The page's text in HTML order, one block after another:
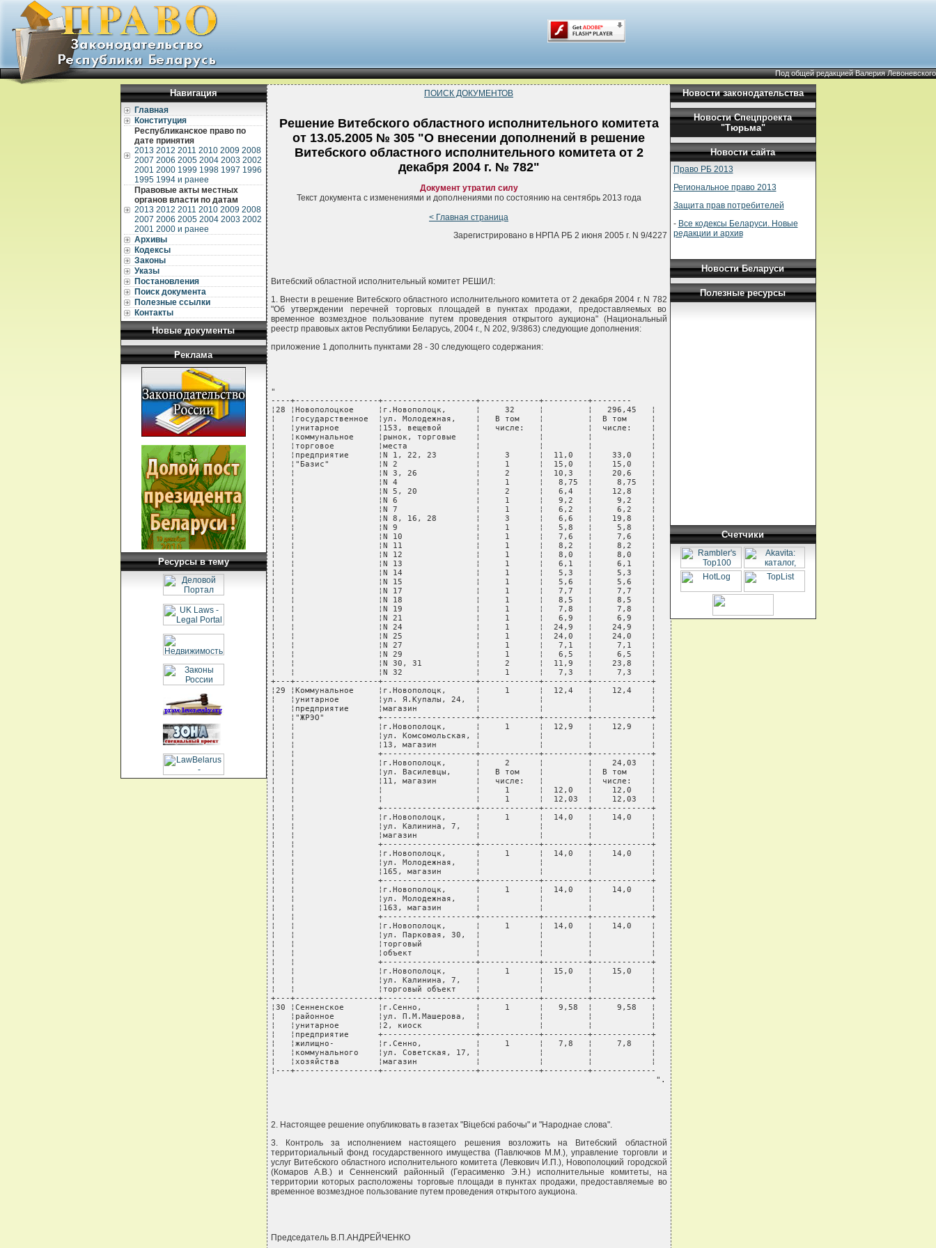
Под общей редакцией Валерия Левоневского
Навигация
Главная
Конституция
Республиканское право по
дате принятия
2013 2012 2011 2010 2009 2008
2007 2006 2005 2004 2003 2002
2001 2000 1999 1998 1997 1996
1995 1994 и ранее
Правовые акты местных
органов власти по датам
2013 2012 2011 2010 2009 2008
2007 2006 2005 2004 2003 2002
2001 2000 и ранее
Архивы
Кодексы
Законы
Указы
Постановления
Поиск документа
Полезные ссылки
Контакты
Новые документы
Реклама
Ресурсы в тему
ПОИСК ДОКУМЕНТОВ
Решение Витебского областного исполнительного комитета
от 13.05.2005 № 305 "О внесении дополнений в решение
Витебского областного исполнительного комитета от 2
декабря 2004 г. № 782"
Документ утратил силу
Текст документа с изменениями и дополнениями по состоянию на сентябрь 2013 года
< Главная страница
Зарегистрировано в НРПА РБ 2 июня 2005 г. N 9/4227
Витебский областной исполнительный комитет РЕШИЛ:
1. Внести в решение Витебского областного исполнительного комитета от 2 декабря 2004 г. N 782
"Об утверждении перечней торговых площадей в пунктах продажи, предоставляемых во
временное возмездное пользование путем проведения открытого аукциона" (Национальный
реестр правовых актов Республики Беларусь, 2004 г., N 202, 9/3863) следующие дополнения:
приложение 1 дополнить пунктами 28 - 30 следующего содержания:
"
----+-----------------+-------------------+------------+---------+--------
¦28 ¦Новополоцкое     ¦г.Новополоцк,      ¦     32     ¦         ¦   296,45   ¦
¦   ¦государственное  ¦ул. Молодежная,    ¦   В том    ¦         ¦  В том     ¦
¦   ¦унитарное        ¦153, вещевой       ¦   числе:   ¦         ¦  числе:    ¦
¦   ¦коммунальное     ¦рынок, торговые    ¦            ¦         ¦            ¦
¦   ¦торговое         ¦места              ¦            ¦         ¦            ¦
¦   ¦предприятие      ¦N 1, 22, 23        ¦     3      ¦  11,0   ¦    33,0    ¦
¦   ¦"Базис"          ¦N 2                ¦     1      ¦  15,0   ¦    15,0    ¦
¦   ¦                 ¦N 3, 26            ¦     2      ¦  10,3   ¦    20,6    ¦
¦   ¦                 ¦N 4                ¦     1      ¦   8,75  ¦     8,75   ¦
¦   ¦                 ¦N 5, 20            ¦     2      ¦   6,4   ¦    12,8    ¦
¦   ¦                 ¦N 6                ¦     1      ¦   9,2   ¦     9,2    ¦
¦   ¦                 ¦N 7                ¦     1      ¦   6,2   ¦     6,2    ¦
¦   ¦                 ¦N 8, 16, 28        ¦     3      ¦   6,6   ¦    19,8    ¦
¦   ¦                 ¦N 9                ¦     1      ¦   5,8   ¦     5,8    ¦
¦   ¦                 ¦N 10               ¦     1      ¦   7,6   ¦     7,6    ¦
¦   ¦                 ¦N 11               ¦     1      ¦   8,2   ¦     8,2    ¦
¦   ¦                 ¦N 12               ¦     1      ¦   8,0   ¦     8,0    ¦
¦   ¦                 ¦N 13               ¦     1      ¦   6,1   ¦     6,1    ¦
¦   ¦                 ¦N 14               ¦     1      ¦   5,3   ¦     5,3    ¦
¦   ¦                 ¦N 15               ¦     1      ¦   5,6   ¦     5,6    ¦
¦   ¦                 ¦N 17               ¦     1      ¦   7,7   ¦     7,7    ¦
¦   ¦                 ¦N 18               ¦     1      ¦   8,5   ¦     8,5    ¦
¦   ¦                 ¦N 19               ¦     1      ¦   7,8   ¦     7,8    ¦
¦   ¦                 ¦N 21               ¦     1      ¦   6,9   ¦     6,9    ¦
¦   ¦                 ¦N 24               ¦     1      ¦  24,9   ¦    24,9    ¦
¦   ¦                 ¦N 25               ¦     1      ¦  24,0   ¦    24,0    ¦
¦   ¦                 ¦N 27               ¦     1      ¦   7,1   ¦     7,1    ¦
¦   ¦                 ¦N 29               ¦     1      ¦   6,5   ¦     6,5    ¦
¦   ¦                 ¦N 30, 31           ¦     2      ¦  11,9   ¦    23,8    ¦
¦   ¦                 ¦N 32               ¦     1      ¦   7,3   ¦     7,3    ¦
+---+-----------------+-------------------+------------+---------+------------+
¦29 ¦Коммунальное     ¦г.Новополоцк,      ¦     1      ¦  12,4   ¦    12,4    ¦
¦   ¦унитарное        ¦ул. Я.Купалы, 24,  ¦            ¦         ¦            ¦
¦   ¦предприятие      ¦магазин            ¦            ¦         ¦            ¦
¦   ¦"ЖРЭО"           +-------------------+------------+---------+------------+
¦   ¦                 ¦г.Новополоцк,      ¦     1      ¦  12,9   ¦    12,9    ¦
¦   ¦                 ¦ул. Комсомольская, ¦            ¦         ¦            ¦
¦   ¦                 ¦13, магазин        ¦            ¦         ¦            ¦
¦   ¦                 +-------------------+------------+---------+------------+
¦   ¦                 ¦г.Новополоцк,      ¦     2      ¦         ¦    24,03   ¦
¦   ¦                 ¦ул. Василевцы,     ¦   В том    ¦         ¦  В том     ¦
¦   ¦                 ¦11, магазин        ¦   числе:   ¦         ¦  числе:    ¦
¦   ¦                 ¦                   ¦     1      ¦  12,0   ¦    12,0    ¦
¦   ¦                 ¦                   ¦     1      ¦  12,03  ¦    12,03   ¦
¦   ¦                 +-------------------+------------+---------+------------+
¦   ¦                 ¦г.Новополоцк,      ¦     1      ¦  14,0   ¦    14,0    ¦
¦   ¦                 ¦ул. Калинина, 7,   ¦            ¦         ¦            ¦
¦   ¦                 ¦магазин            ¦            ¦         ¦            ¦
¦   ¦                 +-------------------+------------+---------+------------+
¦   ¦                 ¦г.Новополоцк,      ¦     1      ¦  14,0   ¦    14,0    ¦
¦   ¦                 ¦ул. Молодежная,    ¦            ¦         ¦            ¦
¦   ¦                 ¦165, магазин       ¦            ¦         ¦            ¦
¦   ¦                 +-------------------+------------+---------+------------+
¦   ¦                 ¦г.Новополоцк,      ¦     1      ¦  14,0   ¦    14,0    ¦
¦   ¦                 ¦ул. Молодежная,    ¦            ¦         ¦            ¦
¦   ¦                 ¦163, магазин       ¦            ¦         ¦            ¦
¦   ¦                 +-------------------+------------+---------+------------+
¦   ¦                 ¦г.Новополоцк,      ¦     1      ¦  14,0   ¦    14,0    ¦
¦   ¦                 ¦ул. Парковая, 30,  ¦            ¦         ¦            ¦
¦   ¦                 ¦торговый           ¦            ¦         ¦            ¦
¦   ¦                 ¦объект             ¦            ¦         ¦            ¦
¦   ¦                 +-------------------+------------+---------+------------+
¦   ¦                 ¦г.Новополоцк,      ¦     1      ¦  15,0   ¦    15,0    ¦
¦   ¦                 ¦ул. Калинина, 7,   ¦            ¦         ¦            ¦
¦   ¦                 ¦торговый объект    ¦            ¦         ¦            ¦
+---+-----------------+-------------------+------------+---------+------------+
¦30 ¦Сенненское       ¦г.Сенно,           ¦     1      ¦   9,58  ¦     9,58   ¦
¦   ¦районное         ¦ул. П.М.Машерова,  ¦            ¦         ¦            ¦
¦   ¦унитарное        ¦2, киоск           ¦            ¦         ¦            ¦
¦   ¦предприятие      +-------------------+------------+---------+------------+
¦   ¦жилищно-         ¦г.Сенно,           ¦     1      ¦   7,8   ¦     7,8    ¦
¦   ¦коммунального    ¦ул. Советская, 17, ¦            ¦         ¦            ¦
¦   ¦хозяйства        ¦магазин            ¦            ¦         ¦            ¦
¦---+-----------------+-------------------+------------+---------+-------------
                                                                               ".
2. Настоящее решение опубликовать в газетах "Вiцебскi рабочы" и "Народнае слова".
3. Контроль за исполнением настоящего решения возложить на Витебский областной
территориальный фонд государственного имущества (Павлючков М.М.), управление торговли и
услуг Витебского областного исполнительного комитета (Левкович И.П.), Новополоцкий городской
(Комаров А.В.) и Сенненский районный (Герасименко Э.Н.) исполнительные комитеты, на
территории которых расположены торговые площади в пунктах продажи, предоставляемые во
временное возмездное пользование путем проведения открытого аукциона.
Председатель В.П.АНДРЕЙЧЕНКО
Новости законодательства
Новости Спецпроекта
"Тюрьма"
Новости сайта
Право РБ 2013
Региональное право 2013
Защита прав потребителей
- Все кодексы Беларуси. Новые
редакции и архив
Новости Беларуси
Полезные ресурсы
Счетчики